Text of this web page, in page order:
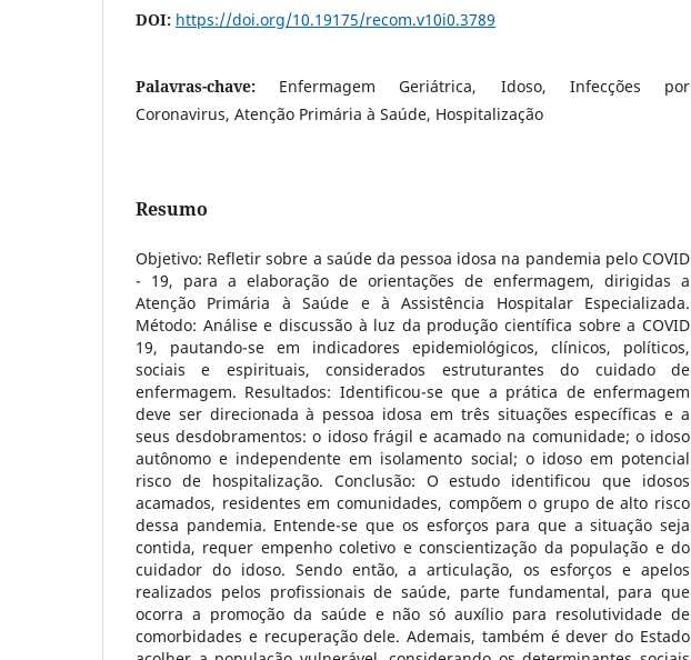
DOI: https://doi.org/10.19175/recom.v10i0.3789
Palavras-chave: Enfermagem Geriátrica, Idoso, Infecções por
Coronavirus, Atenção Primária à Saúde, Hospitalização
Resumo
Objetivo: Refletir sobre a saúde da pessoa idosa na pandemia pelo COVID
- 19, para a elaboração de orientações de enfermagem, dirigidas a
Atenção Primária à Saúde e à Assistência Hospitalar Especializada.
Método: Análise e discussão à luz da produção científica sobre a COVID
19, pautando-se em indicadores epidemiológicos, clínicos, políticos,
sociais e espirituais, considerados estruturantes do cuidado de
enfermagem. Resultados: Identificou-se que a prática de enfermagem
deve ser direcionada à pessoa idosa em três situações específicas e a
seus desdobramentos: o idoso frágil e acamado na comunidade; o idoso
autônomo e independente em isolamento social; o idoso em potencial
risco de hospitalização. Conclusão: O estudo identificou que idosos
acamados, residentes em comunidades, compõem o grupo de alto risco
dessa pandemia. Entende-se que os esforços para que a situação seja
contida, requer empenho coletivo e conscientização da população e do
cuidador do idoso. Sendo então, a articulação, os esforços e apelos
realizados pelos profissionais de saúde, parte fundamental, para que
ocorra a promoção da saúde e não só auxílio para resolutividade de
comorbidades e recuperação dele. Ademais, também é dever do Estado